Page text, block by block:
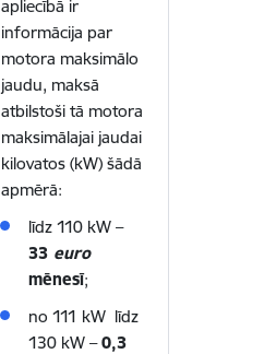
apliecībā ir
informācija par
motora maksimālo
jaudu, maksā
atbilstoši tā motora
maksimālajai jaudai
kilovatos (kW) šādā
apmērā:
līdz 110 kW –
33 euro
mēnesī;
no 111 kW līdz
130 kW –0,3